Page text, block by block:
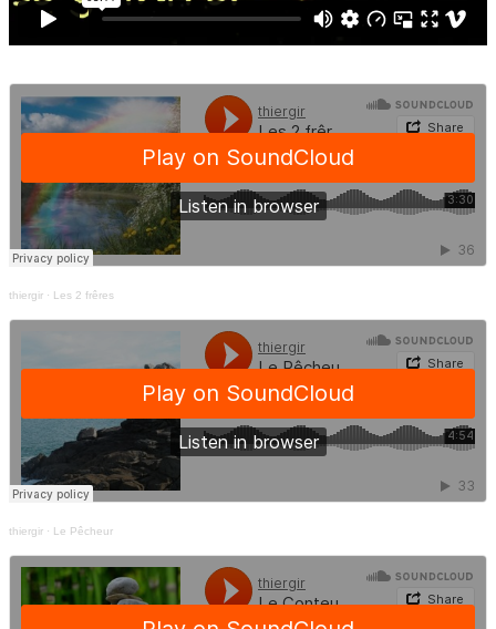
thiergir · Les 2 frêres
thiergir · Le Pêcheur